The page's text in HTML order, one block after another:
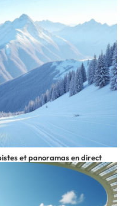
et panoramas en direct